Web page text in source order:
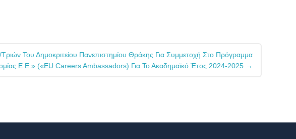
Του Δημοκριτείου Πανεπιστημίου Θράκης Για Συμμετοχή Στο Πρόγραμμα
Ε.Ε.» («EU Careers Ambassadors) Για Το Ακαδημαϊκό Έτος 2024-2025 →